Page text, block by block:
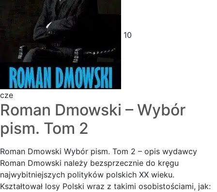
10
cze
Roman Dmowski – Wybór
pism. Tom 2
Roman Dmowski Wybór pism. Tom 2 – opis wydawcy
Roman Dmowski należy bezsprzecznie do kręgu
najwybitniejszych polityków polskich XX wieku.
Kształtował losy Polski wraz z takimi osobistościami, jak: